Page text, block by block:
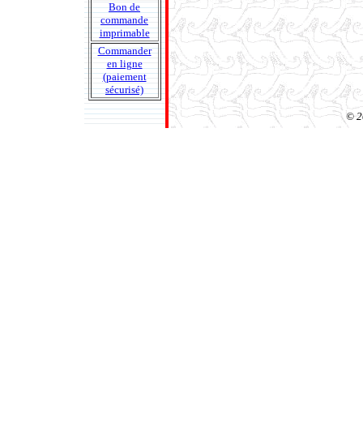
Bon de
commande
imprimable
Commander
en ligne
(paiement
sécurisé)
©